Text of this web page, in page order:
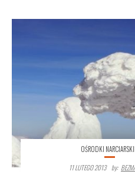
OŚRODKI
11 LUTEGO 2013
By: